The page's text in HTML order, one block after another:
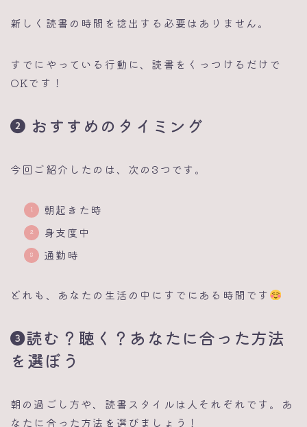
新しく読書の時間を捻出する必要はありません。
すでにやっている行動に、読書をくっつけるだけで
OKです！
おすすめのタイミング
今回ご紹介したのは、次の3つです。
朝起きた時
身支度中
通勤時
どれも、あなたの生活の中にすでにある時間です
読む？聴く？あなたに合った方法
を選ぼう
朝の過ごし方や、読書スタイルは人それぞれです。あ
なたに合った方法を選びましょう！